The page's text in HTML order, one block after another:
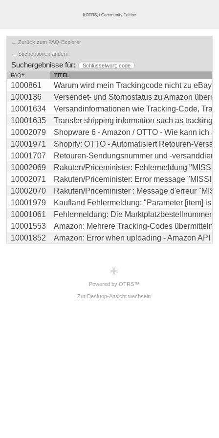
← Zurück zum FAQ-Explorer
← Suchoptionen ändern
Suchergebnisse für:
Schlüsselwort: code
FAQ#
TITEL
1000861
Warum wird mein Trackingcode nicht zu eBay
1000136
Versendet- und Stornostatus zu Amazon
10001634
Versandinformationen wie Tracking-Code,
10001635
Transfer shipping information such as tracking
10002079
Shopware 6 - Amazon / OTTO - Wie kann ich
10001971
Shopify: OTTO - Automatisiert Retouren-
10001707
Retouren-Sendungsnummer und -
10002069
Rakuten/Priceminister: Fehlermeldung
10002071
Rakuten/Priceminister: Error message
10002070
Rakuten/Priceminister : Message d'erreur
10001979
Kaufland Fehlermeldung: "Parameter [item] is
10001061
Fehlermeldung: Die Marktplatzbestellnummer
10001553
Amazon: Mehrere Tracking-Codes übermitteln
10001852
Amazon: Error when uploading - Amazon API
Powered by OTRS™
Zur Desktop-Ansicht wechseln